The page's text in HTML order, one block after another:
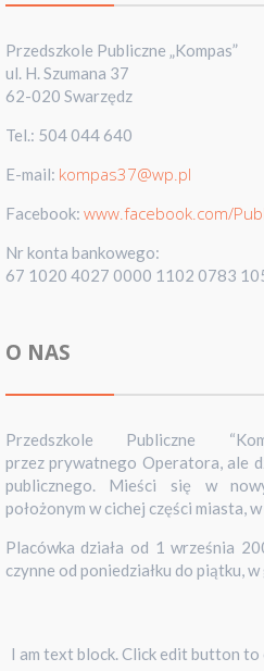
Przedszkole Publiczne „Kompas”
ul. H. Szumana 37
62-020 Swarzędz
Tel.: 504 044 640
E-mail: kompas37@wp.pl
Facebook: www.facebook.com/
Nr konta bankowego:
67 1020 4027 0000 1102 0783
O NAS
Przedszkole Publiczne
przez prywatnego Operatora, ale
publicznego. Mieści się w
położonym w cichej części miasta,
Placówka działa od 1 września
czynne od poniedziałku do piątku,
I am text block. Click edit button